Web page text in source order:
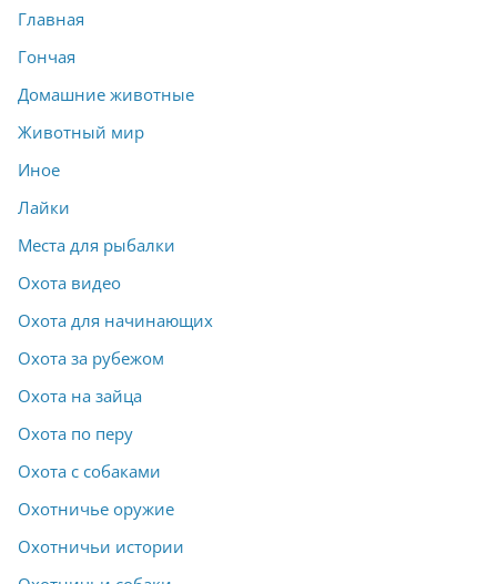
Главная
Гончая
Домашние животные
Животный мир
Иное
Лайки
Места для рыбалки
Охота видео
Охота для начинающих
Охота за рубежом
Охота на зайца
Охота по перу
Охота с собаками
Охотничье оружие
Охотничьи истории